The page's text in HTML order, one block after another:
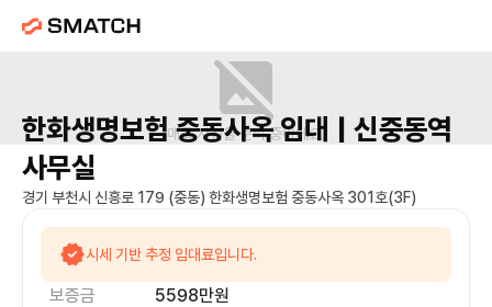
매물 사진을 준비 중이에요.
한화생명보험 중동사옥임대 | 신중동역
사무실
경기 부천시 신흥로 179 (중동) 한화생명보험 중동사옥 301호(3F)
시세 기반 추정 임대료입니다.
보증금 5598만원